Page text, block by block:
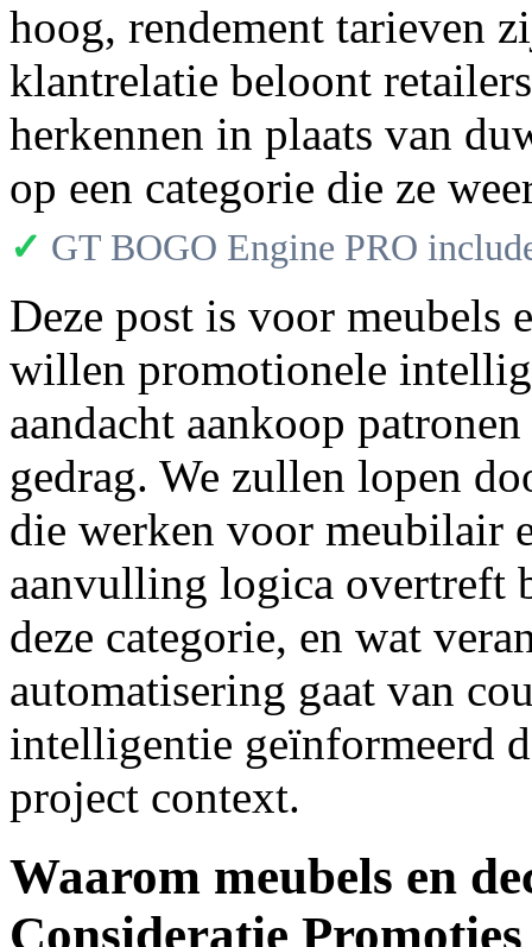
hoog, rendement tarieven
klantrelatie beloont
herkennen in plaats van
op een categorie die ze
✓ GT BOGO Engine PRO
Deze post is voor meubels
willen promotionele
aandacht aankoop
gedrag. We zullen lopen
die werken voor meubilair
aanvulling logica overtreft
deze categorie, en wat
automatisering gaat van
intelligentie geïnformeerd
project context.
Waarom meubels en
Consideratie